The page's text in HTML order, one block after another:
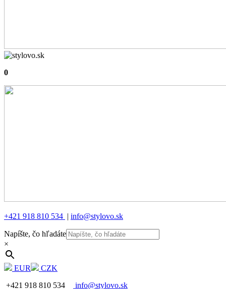
0
+421 918 810 534 | info@stylovo.sk
Napíšte, čo hľadáte
×
EUR
CZK
+421 918 810 534
info@stylovo.sk